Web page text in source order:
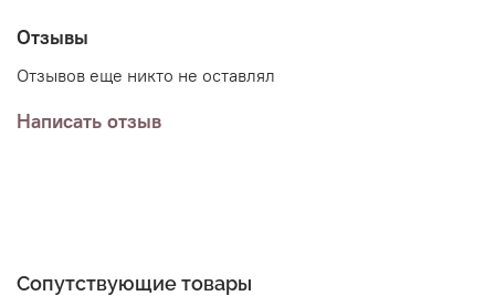
Отзывы
Отзывов еще никто не оставлял
Написать отзыв
Сопутствующие товары